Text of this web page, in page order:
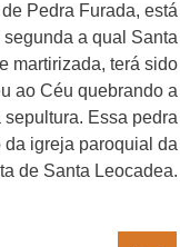
Pedra Furada, está
a qual Santa
martirizada, terá sido
ao Céu quebrando a
Essa pedra
igreja paroquial da
de Santa Leocadea.